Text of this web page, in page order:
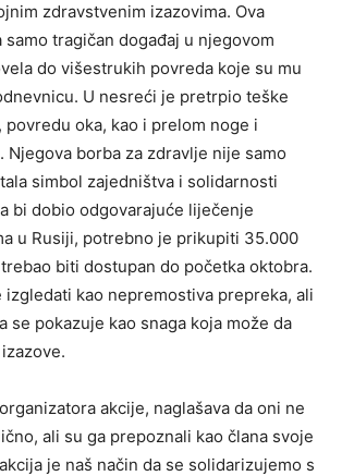
zdravstvenim izazovima. Ova
tragičan događaj u njegovom
do višestrukih povreda koje su mu
U nesreći je pretrpio teške
oka, kao i prelom noge i
Njegova borba za zdravlje nije samo
simbol zajedništva i solidarnosti
bi dobio odgovarajuće liječenje
u Rusiji, potrebno je prikupiti 35.000
biti dostupan do početka oktobra.
izgledati kao nepremostiva prepreka, ali
se pokazuje kao snaga koja može da
akcije, naglašava da oni ne
ali su ga prepoznali kao člana svoje
je naš način da se solidarizujemo s